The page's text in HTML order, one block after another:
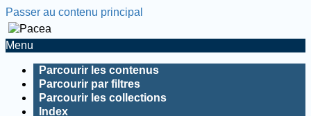
Passer au contenu principal
Menu
Parcourir les contenus
Parcourir par filtres
Parcourir les collections
Index